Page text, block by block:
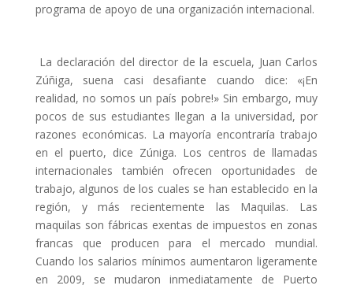
programa de apoyo de una organización internacional.
La declaración del director de la escuela, Juan Carlos
Zúñiga, suena casi desafiante cuando dice: «¡En
realidad, no somos un país pobre!» Sin embargo, muy
pocos de sus estudiantes llegan a la universidad, por
razones económicas. La mayoría encontraría trabajo
en el puerto, dice Zúniga. Los centros de llamadas
internacionales también ofrecen oportunidades de
trabajo, algunos de los cuales se han establecido en la
región, y más recientemente las Maquilas. Las
maquilas son fábricas exentas de impuestos en zonas
francas que producen para el mercado mundial.
Cuando los salarios mínimos aumentaron ligeramente
en 2009, se mudaron inmediatamente de Puerto